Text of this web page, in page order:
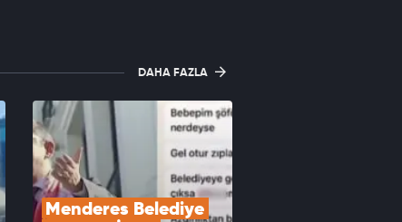
DAHA FAZLA
Menderes Belediye